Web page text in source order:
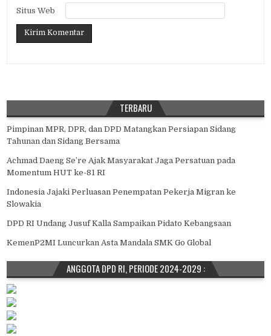
Situs Web
TERBARU
Pimpinan MPR, DPR, dan DPD Matangkan Persiapan Sidang
Tahunan dan Sidang Bersama
Achmad Daeng Se’re Ajak Masyarakat Jaga Persatuan pada
Momentum HUT ke-81 RI
Indonesia Jajaki Perluasan Penempatan Pekerja Migran ke
Slowakia
DPD RI Undang Jusuf Kalla Sampaikan Pidato Kebangsaan
KemenP2MI Luncurkan Asta Mandala SMK Go Global
ANGGOTA DPD RI, PERIODE 2024-2029 :